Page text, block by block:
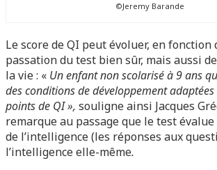
©Jeremy Barande
Le score de QI peut évoluer, en fonction
passation du test bien sûr, mais aussi
la vie : « Un enfant non scolarisé à 9 ans
des conditions de développement
points de QI », souligne ainsi Jacques
remarque au passage que le test
de l’intelligence (les réponses aux
l’intelligence elle-même.